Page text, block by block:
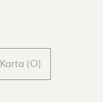
Karta (0)